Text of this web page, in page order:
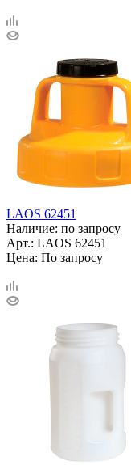
LAOS 62451
Наличие: по запросу
Арт.: LAOS 62451
Цена: По запросу